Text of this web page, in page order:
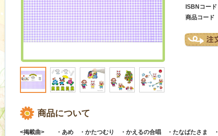
ISBNコード
商品コード
商品について
<掲載曲> ・あめ ・かたつむり ・かえるの合唱 ・たなばたさま ・